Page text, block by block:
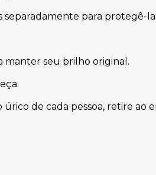
separadamente para protegê-
manter seu brilho original.
de cada pessoa, retire ao